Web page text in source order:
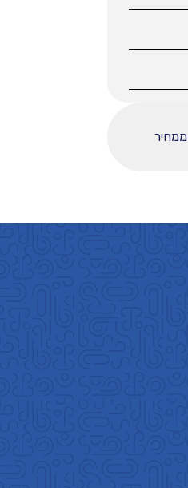
ההחזר החודשי לחודש המפורט לעיל מבוסס על עסקה הכוללת מקדמה בסך 38000, ובפריסה ל-60 תשלומים. רכיב הבלון בהלוואה בגובה 25% ממחיר